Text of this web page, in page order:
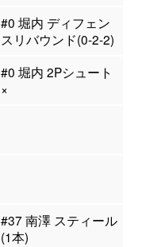
#0 堀内 ディフェン
スリバウンド(0-2-2)
#0 堀内 2Pシュート
×
#37 南澤 スティール
(1本)